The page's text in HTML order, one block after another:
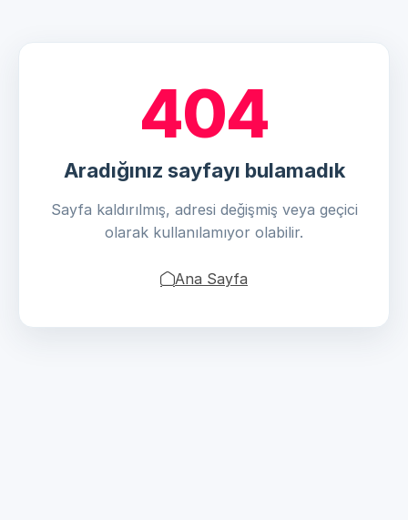
404
Aradığınız sayfayı bulamadık
Sayfa kaldırılmış, adresi değişmiş veya geçici
olarak kullanılamıyor olabilir.
Ana Sayfa